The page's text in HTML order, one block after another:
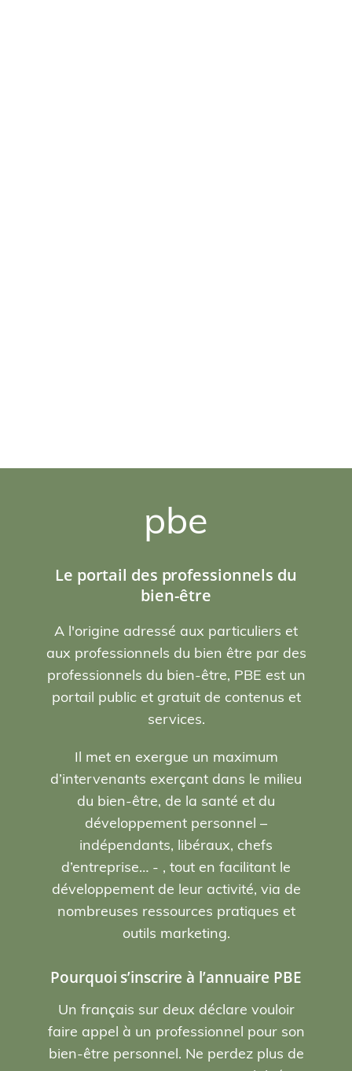
pbe
Le portail des professionnels du
bien-être
A l'origine adressé aux particuliers et
aux professionnels du bien être par des
professionnels du bien-être, PBE est un
portail public et gratuit de contenus et
services.
Il met en exergue un maximum
d’intervenants exerçant dans le milieu
du bien-être, de la santé et du
développement personnel –
indépendants, libéraux, chefs
d’entreprise… - , tout en facilitant le
développement de leur activité, via de
nombreuses ressources pratiques et
outils marketing.
Pourquoi s’inscrire à l’annuaire PBE
Un français sur deux déclare vouloir
faire appel à un professionnel pour son
bien-être personnel. Ne perdez plus de